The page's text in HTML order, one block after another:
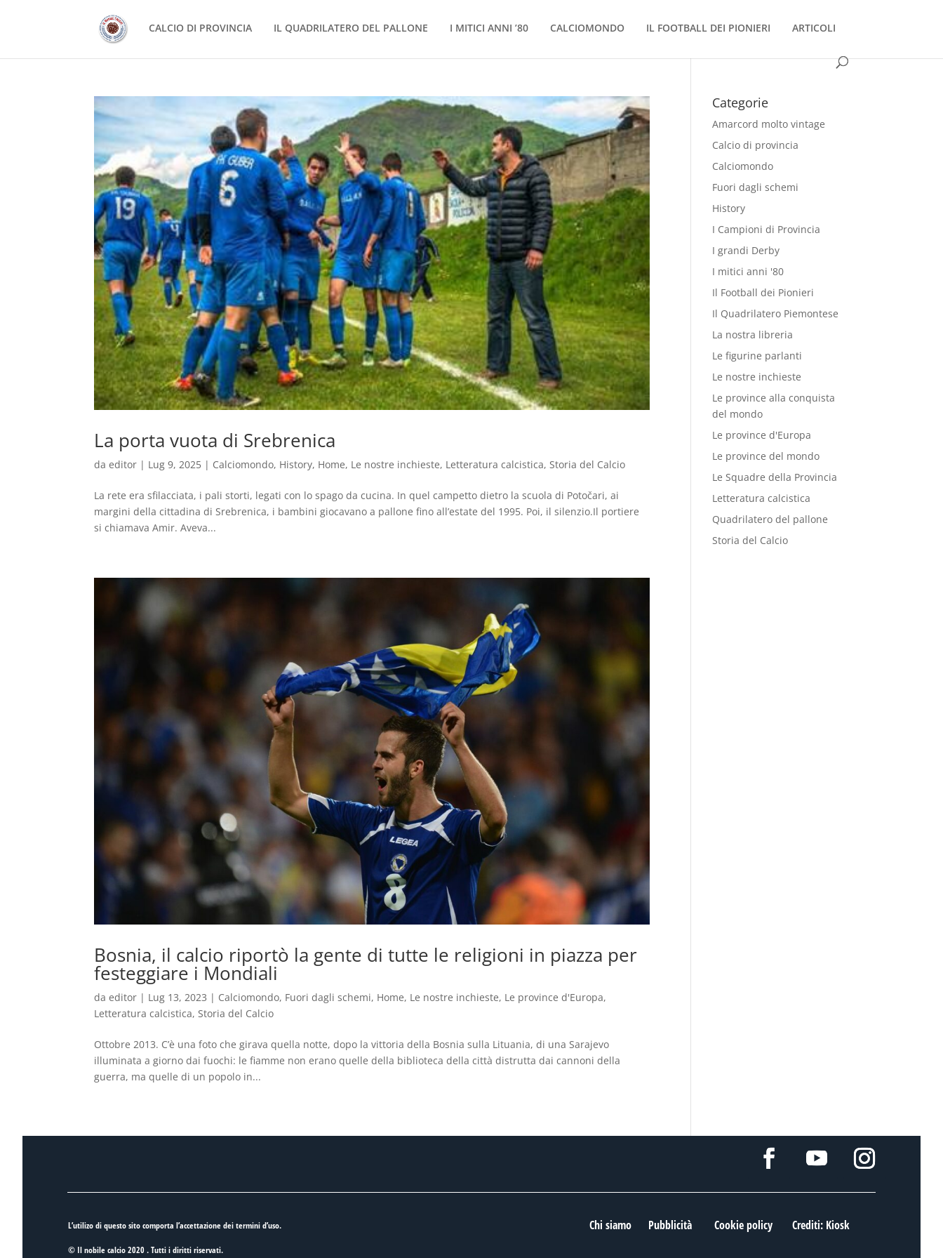
CALCIO DI PROVINCIA IL QUADRILATERO DEL PALLONE I MITICI ANNI ’80 CALCIOMONDO IL FOOTBALL DEI PIONIERI ARTICOLI
La porta vuota di Srebrenica
daeditor | Lug 9, 2025 | Calciomondo, History, Home, Le nostre inchieste, Letteratura calcistica, Storia del Calcio
La rete era sfilacciata, i pali storti, legati con lo spago da cucina. In quel campetto dietro la scuola di Potočari, ai
margini della cittadina di Srebrenica, i bambini giocavano a pallone fino all’estate del 1995. Poi, il silenzio.Il portiere
si chiamava Amir. Aveva...
Bosnia, il calcio riportò la gente di tutte le religioni in piazza per
festeggiare i Mondiali
daeditor | Lug 13, 2023 | Calciomondo, Fuori dagli schemi, Home, Le nostre inchieste, Le province d'Europa,
Letteratura calcistica,Storia del Calcio
Ottobre 2013. C’è una foto che girava quella notte, dopo la vittoria della Bosnia sulla Lituania, di una Sarajevo
illuminata a giorno dai fuochi: le fiamme non erano quelle della biblioteca della città distrutta dai cannoni della
guerra, ma quelle di un popolo in...
Categorie
Amarcord molto vintage
Calcio di provincia
Calciomondo
Fuori dagli schemi
History
I Campioni di Provincia
I grandi Derby
I mitici anni '80
Il Football dei Pionieri
Il Quadrilatero Piemontese
La nostra libreria
Le figurine parlanti
Le nostre inchieste
Le province alla conquista
del mondo
Le province d'Europa
Le province del mondo
Le Squadre della Provincia
Letteratura calcistica
Quadrilatero del pallone
Storia del Calcio
L’utilizo di questo sito comporta l’accettazione deitermini d’uso.
© Il nobile calcio 2020 . Tutti i diritti riservati.
Chi siamo Pubblicità Cookie policy Crediti: Kiosk